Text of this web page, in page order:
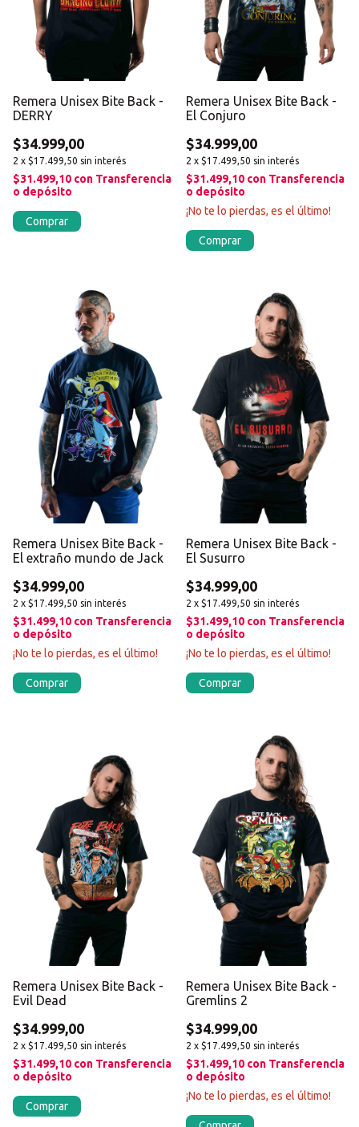
Remera Unisex Bite Back -
DERRY
$34.999,00
2 x $17.499,50 sin interés
$31.499,10 con Transferencia
o depósito
Comprar
Remera Unisex Bite Back -
El Conjuro
$34.999,00
2 x $17.499,50 sin interés
$31.499,10 con Transferencia
o depósito
¡No te lo pierdas, es el último!
Comprar
Remera Unisex Bite Back -
El extraño mundo de Jack
$34.999,00
2 x $17.499,50 sin interés
$31.499,10 con Transferencia
o depósito
¡No te lo pierdas, es el último!
Comprar
Remera Unisex Bite Back -
El Susurro
$34.999,00
2 x $17.499,50 sin interés
$31.499,10 con Transferencia
o depósito
¡No te lo pierdas, es el último!
Comprar
Remera Unisex Bite Back -
Evil Dead
$34.999,00
2 x $17.499,50 sin interés
$31.499,10 con Transferencia
o depósito
Comprar
Remera Unisex Bite Back -
Gremlins 2
$34.999,00
2 x $17.499,50 sin interés
$31.499,10 con Transferencia
o depósito
¡No te lo pierdas, es el último!